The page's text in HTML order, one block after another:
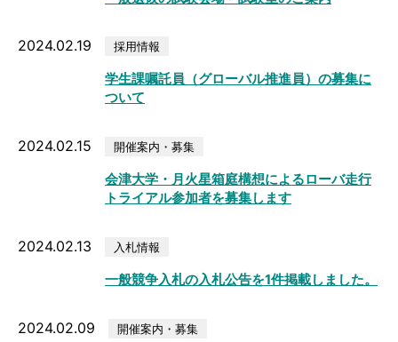
学生課嘱託員（グローバル推進員）の募集に
ついて
採用情報
2024.02.19
会津大学・月火星箱庭構想によるローバ走行
トライアル参加者を募集します
開催案内・募集
2024.02.15
一般競争入札の入札公告を1件掲載しました。
入札情報
2024.02.13
開催案内・募集
2024.02.09